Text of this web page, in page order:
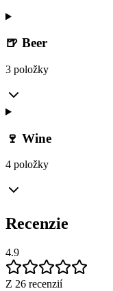
🍺 Beer
3 položky
🍷 Wine
4 položky
Recenzie
4.9
Z 26 recenzií